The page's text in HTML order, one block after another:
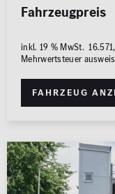
Fahrzeugpreis
inkl. 19 % MwSt.
Mehrwertsteuer
Fahrzeug